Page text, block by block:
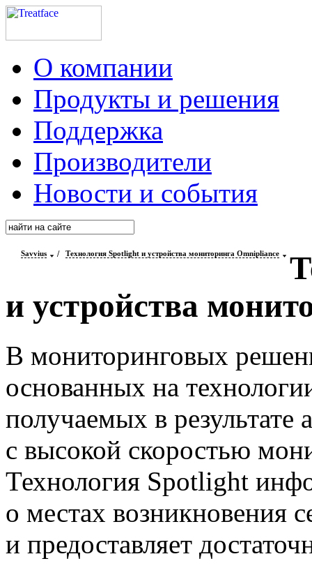
О компании
Продукты и решения
Поддержка
Производители
Новости и события
Savvius / Технология Spotlight и устройства мониторинга Omnipliance
и устройства
В мониторинговых
основанных на
получаемых в результате
с высокой скоростью
Технология Spotlight
о местах возникновения
и предоставляет